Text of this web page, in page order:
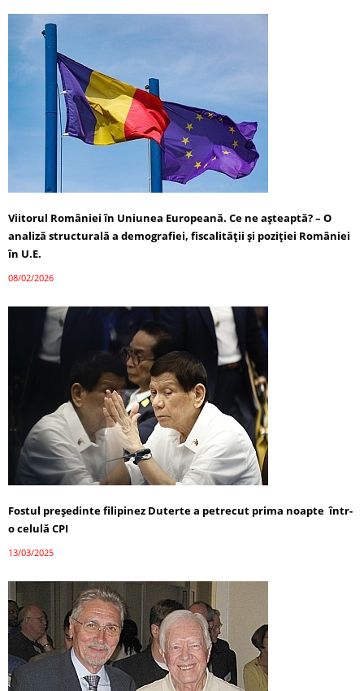
Viitorul României în Uniunea Europeană. Ce ne așteaptă? – O
analiză structurală a demografiei, fiscalității și poziției României
în U.E.
08/02/2026
Fostul președinte filipinez Duterte a petrecut prima noapte într-
o celulă CPI
13/03/2025